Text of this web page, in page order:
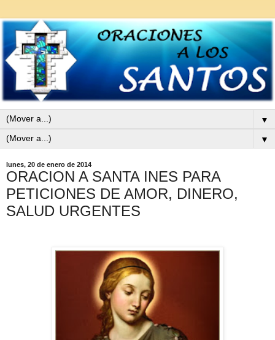
▼
▼
lunes, 20 de enero de 2014
ORACION A SANTA INES PARA
PETICIONES DE AMOR, DINERO,
SALUD URGENTES